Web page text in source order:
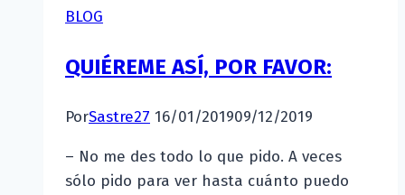
BLOG
QUIÉREME ASÍ, POR FAVOR:
PorSastre27 16/01/201909/12/2019
– No me des todo lo que pido. A veces
sólo pido para ver hasta cuánto puedo